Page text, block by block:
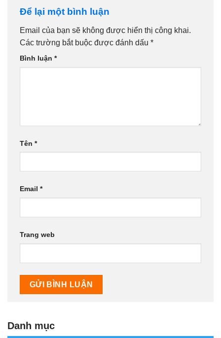
Để lại một bình luận
Email của bạn sẽ không được hiển thị công khai.
Các trường bắt buộc được đánh dấu *
Bình luận *
Tên *
Email *
Trang web
Danh mục